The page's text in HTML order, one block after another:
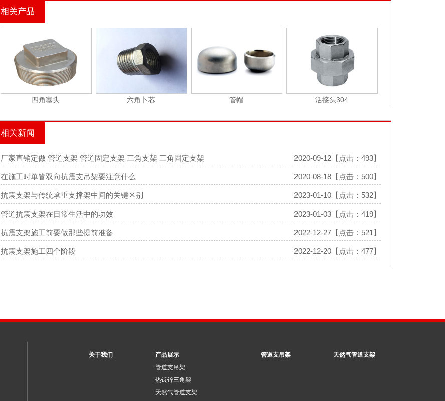
相关产品
四角塞头 六角卜芯 管帽 活接头304
相关新闻
2020-09-12【点击：493】
厂家直销定做 管道支架 管道固定支架 三角支架 三角固定支架
2020-08-18【点击：500】
在施工时单管双向抗震支吊架要注意什么
2023-01-10【点击：532】
抗震支架与传统承重支撑架中间的关键区别
2023-01-03【点击：419】
管道抗震支架在日常生活中的功效
2022-12-27【点击：521】
抗震支架施工前要做那些提前准备
2022-12-20【点击：477】
抗震支架施工四个阶段
关于我们
产品展示
管道支吊架
热镀锌三角架
天然气管道支架
管道支吊架 天然气管道支架